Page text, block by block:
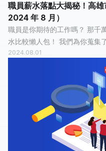
職員薪水落點大揭秘！高
2024 年 8 月）
職員是你期待的工作嗎？ 那千萬別錯過，比薪水特別整理的職員薪
水比較懶人包！ 我們為你蒐集了過去半年來高雄市職員的薪水情
報，有 24 人分享他們最真實
2024.08.01